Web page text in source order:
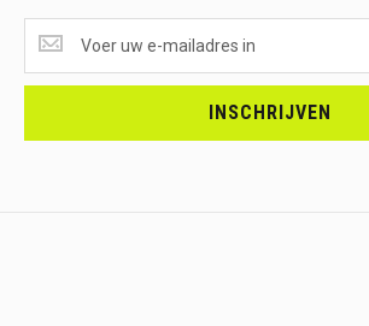
ONTVANGEN?
<br>SCHRIJF
INSCHRIJVEN